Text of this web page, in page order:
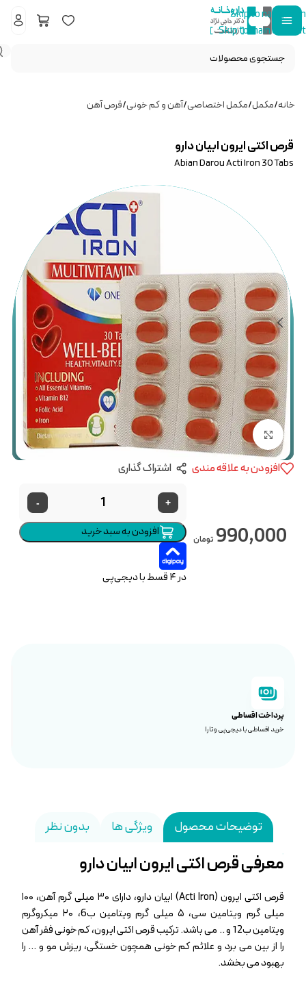
Skip to navigation
Skip to main content
خانه/مکمل/مکمل اختصاصی/آهن و کم خونی/قرص آهن
قرص اکتی ایرون ابیان دارو
Abian Darou Acti Iron 30 Tabs
بزرگنمایی تصویر
افزودن به علاقه مندی اشتراک گذاری
990,000 تومان
- +
افزودن به سبد خرید
در ۴ قسط با دیجی‌پی
پرداخت اقساطی
خرید اقساطی با دیجی‌پی و تارا
توضیحات محصول ویژگی ها بدون نظر
معرفی قرص اکتی ایرون ابیان دارو
قرص اکتی ایرون (Acti Iron) ابیان دارو، دارای ۳۰ میلی گرم آهن، ۱۰۰
میلی گرم ویتامین سی، ۵ میلی گرم ویتامین ب6، ۲۰ میکروگرم
ویتامین ب12 و .. می باشد. ترکیب قرص اکتی ایرون، کم خونی فقر آهن
را از بین می برد و علائم کم خونی همچون خستگی، ریزش مو و … را
بهبود می بخشد.